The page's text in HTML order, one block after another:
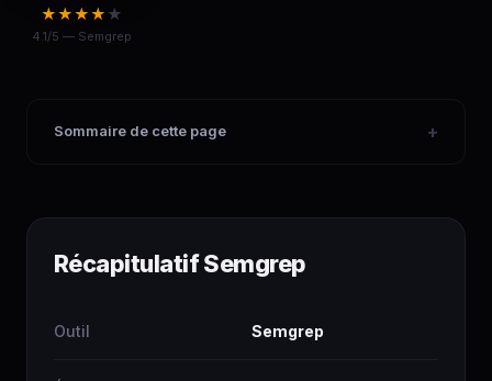
★★★★ ★
4.1/5 — Semgrep
Sommaire de cette page
Récapitulatif Semgrep
Outil Semgrep